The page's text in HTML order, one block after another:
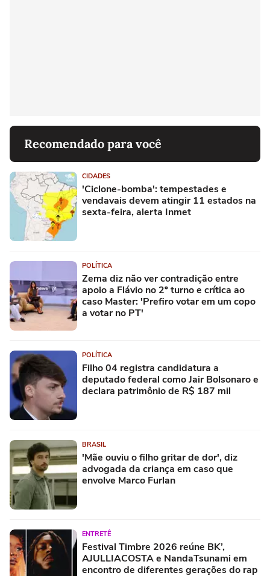
Recomendado para você
CIDADES
'Ciclone-bomba': tempestades e
vendavais devem atingir 11 estados na
sexta-feira, alerta Inmet
POLÍTICA
Zema diz não ver contradição entre
apoio a Flávio no 2º turno e crítica ao
caso Master: 'Prefiro votar em um copo
a votar no PT'
POLÍTICA
Filho 04 registra candidatura a
deputado federal como Jair Bolsonaro e
declara patrimônio de R$ 187 mil
BRASIL
'Mãe ouviu o filho gritar de dor', diz
advogada da criança em caso que
envolve Marco Furlan
ENTRETÊ
Festival Timbre 2026 reúne BK’,
AJULLIACOSTA e NandaTsunami em
encontro de diferentes gerações do rap